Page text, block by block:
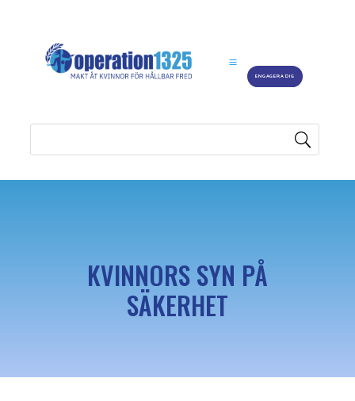
ENGAGERA DIG
KVINNORS SYN PÅ
SÄKERHET